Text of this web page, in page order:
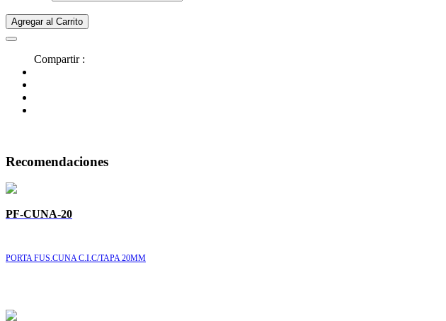
Agregar al Carrito
Compartir :
Recomendaciones
PF-CUNA-20
PORTA FUS.CUNA C.I.C/TAPA 20MM